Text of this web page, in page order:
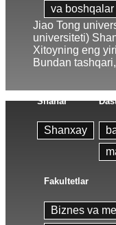
va boshqalar
Jiao Tong
universiteti)
Xitoyning eng
Bundan
Shahar
Shanxay
Fakultetlar
Biznes va